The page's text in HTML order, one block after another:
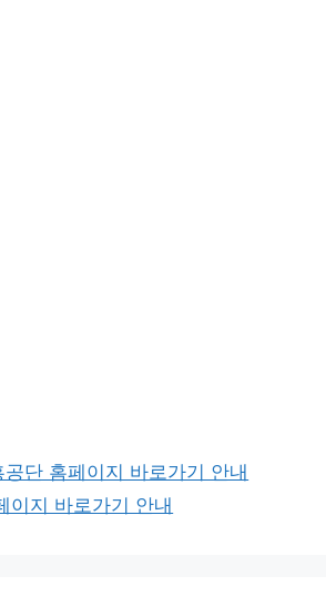
단 홈페이지 바로가기 안내
이지 바로가기 안내